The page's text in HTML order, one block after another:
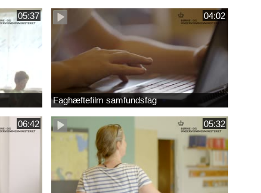
05:37 04:02
Faghæftefilm samfundsfag
06:42 05:32